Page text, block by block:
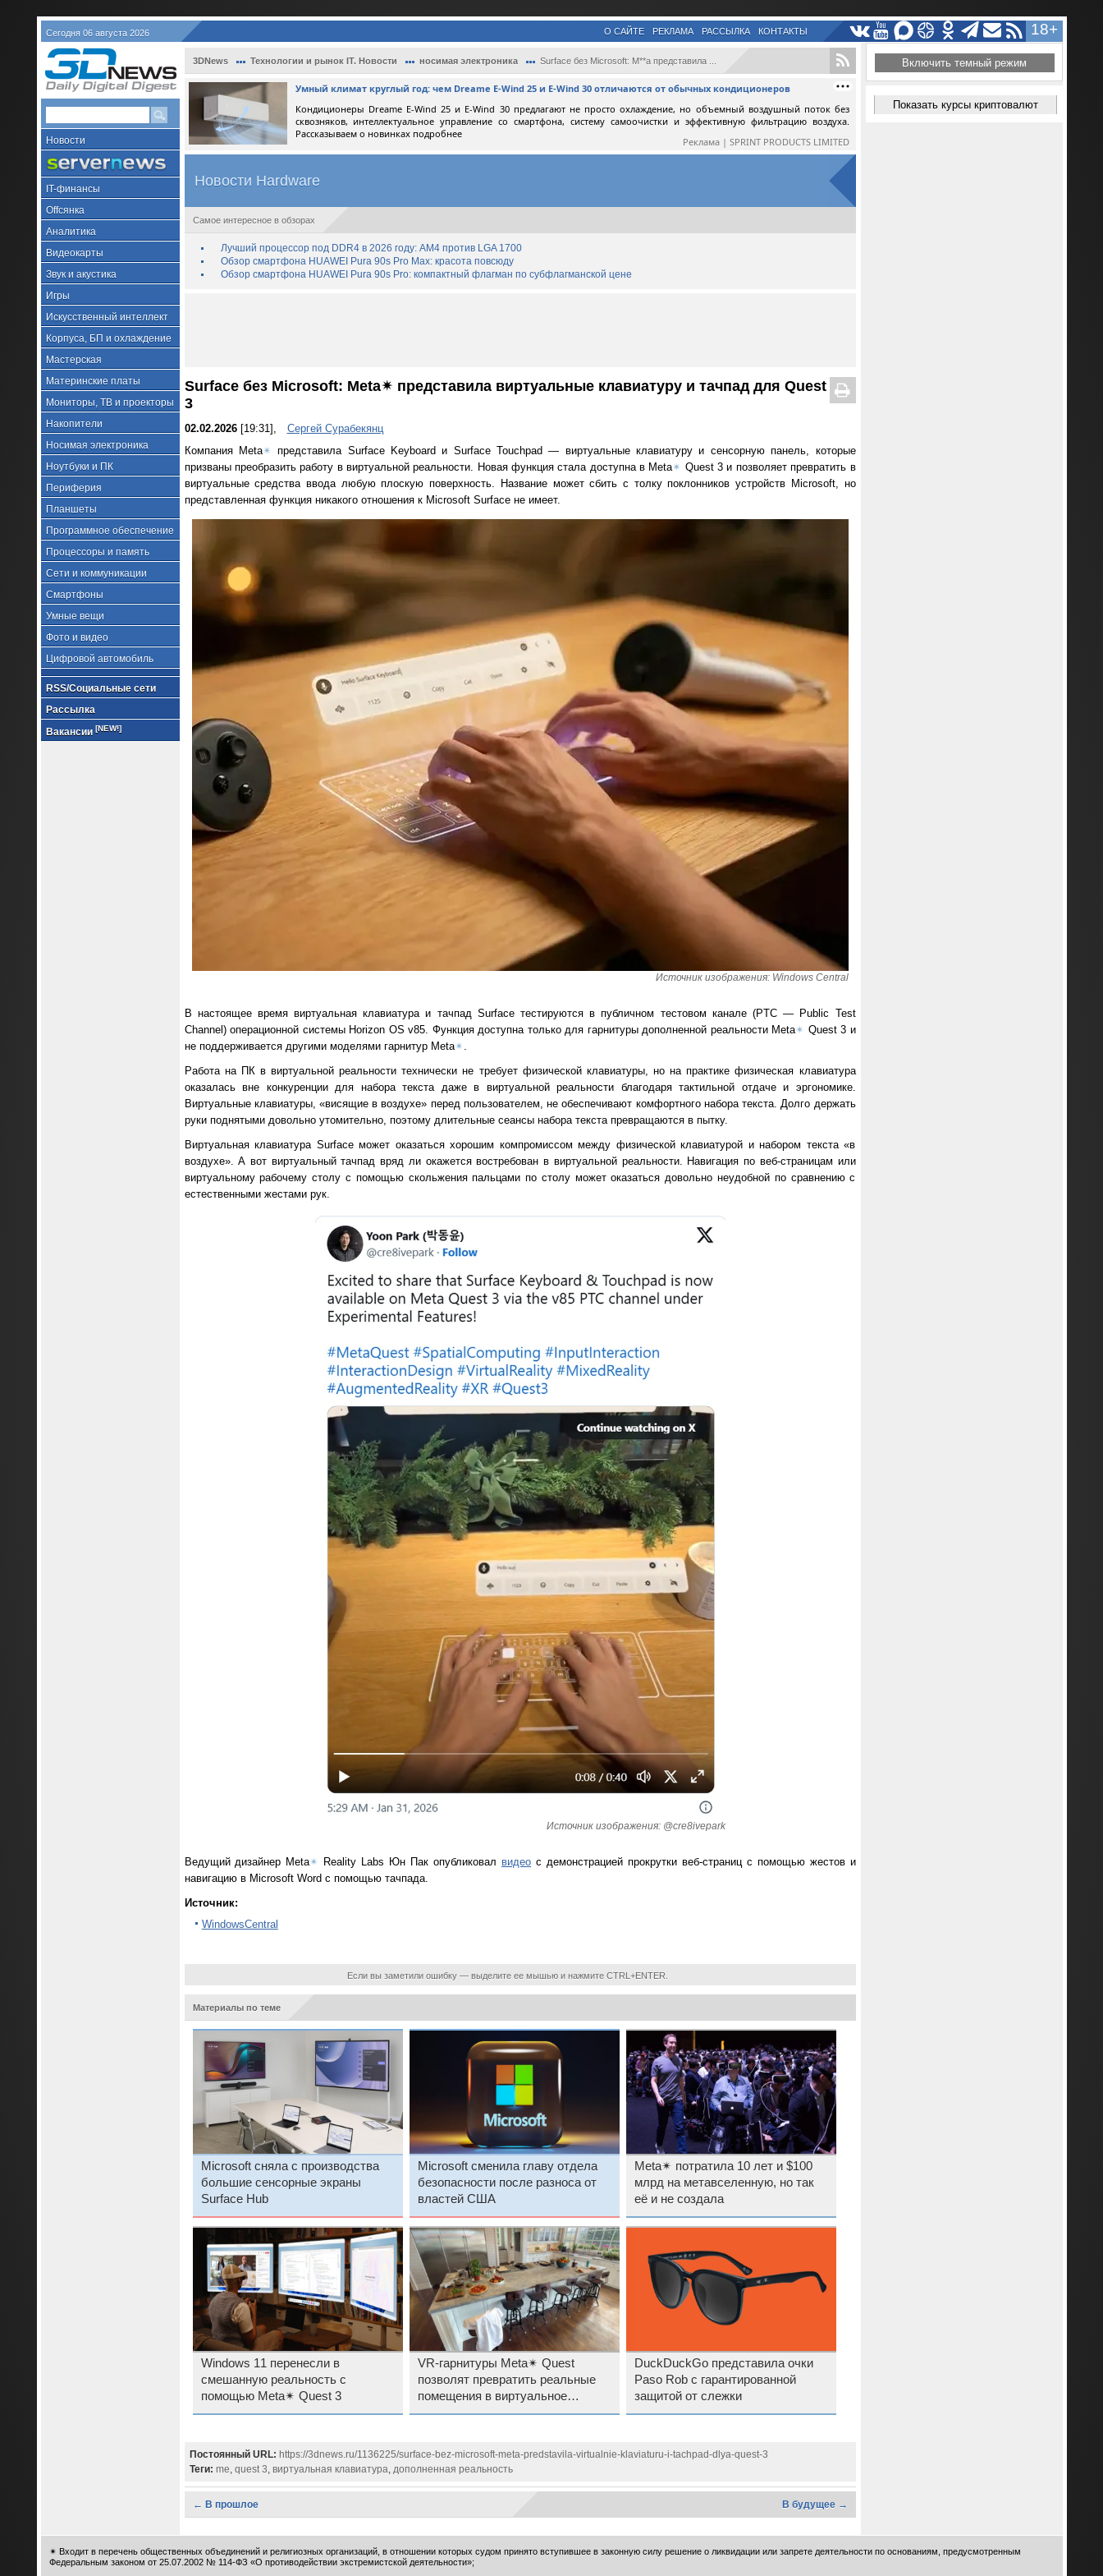
Сегодня 06 августа 2026 18+
О САЙТЕ РЕКЛАМА РАССЫЛКА КОНТАКТЫ
Новости
IT-финансы
Offсянка
Аналитика
Видеокарты
Звук и акустика
Игры
Искусственный интеллект
Корпуса, БП и охлаждение
Мастерская
Материнские платы
Мониторы, ТВ и проекторы
Накопители
Носимая электроника
Ноутбуки и ПК
Периферия
Планшеты
Программное обеспечение
Процессоры и память
Сети и коммуникации
Смартфоны
Умные вещи
Фото и видео
Цифровой автомобиль
RSS/Социальные сети
Рассылка
Вакансии [NEW!]
3DNews Технологии и рынок IT. Новости носимая электроника Surface без Microsoft: M**a представила ...
Умный климат круглый год: чем Dreame E-Wind 25 и E-Wind 30 отличаются от обычных кондиционеров
Кондиционеры Dreame E-Wind 25 и E-Wind 30 предлагают не просто охлаждение, но объемный воздушный поток без
сквозняков, интеллектуальное управление со смартфона, систему самоочистки и эффективную фильтрацию воздуха.
Рассказываем о новинках подробнее
Реклама | SPRINT PRODUCTS LIMITED
Новости Hardware
Самое интересное в обзорах
Лучший процессор под DDR4 в 2026 году: AM4 против LGA 1700
Обзор смартфона HUAWEI Pura 90s Pro Max: красота повсюду
Обзор смартфона HUAWEI Pura 90s Pro: компактный флагман по субфлагманской цене
Surface без Microsoft: Meta✴ представила виртуальные клавиатуру и тачпад для Quest
3
02.02.2026[19:31],
Сергей Сурабекянц
Компания Meta✴ представила Surface Keyboard и Surface Touchpad — виртуальные клавиатуру и сенсорную панель, которые
призваны преобразить работу в виртуальной реальности. Новая функция стала доступна в Meta✴ Quest 3 и позволяет превратить в
виртуальные средства ввода любую плоскую поверхность. Название может сбить с толку поклонников устройств Microsoft, но
представленная функция никакого отношения к Microsoft Surface не имеет.
Источник изображения: Windows Central
В настоящее время виртуальная клавиатура и тачпад Surface тестируются в публичном тестовом канале (PTC — Public Test
Channel) операционной системы Horizon OS v85. Функция доступна только для гарнитуры дополненной реальности Meta✴ Quest 3 и
не поддерживается другими моделями гарнитур Meta✴ .
Работа на ПК в виртуальной реальности технически не требует физической клавиатуры, но на практике физическая клавиатура
оказалась вне конкуренции для набора текста даже в виртуальной реальности благодаря тактильной отдаче и эргономике.
Виртуальные клавиатуры, «висящие в воздухе» перед пользователем, не обеспечивают комфортного набора текста. Долго держать
руки поднятыми довольно утомительно, поэтому длительные сеансы набора текста превращаются в пытку.
Виртуальная клавиатура Surface может оказаться хорошим компромиссом между физической клавиатурой и набором текста «в
воздухе». А вот виртуальный тачпад вряд ли окажется востребован в виртуальной реальности. Навигация по веб-страницам или
виртуальному рабочему столу с помощью скольжения пальцами по столу может оказаться довольно неудобной по сравнению с
естественными жестами рук.
Источник изображения: @cre8ivepark
Ведущий дизайнер Meta✴ Reality Labs Юн Пак опубликовал видео с демонстрацией прокрутки веб-страниц с помощью жестов и
навигацию в Microsoft Word с помощью тачпада.
Источник:
WindowsCentral
Если вы заметили ошибку — выделите ее мышью и нажмите CTRL+ENTER.
Материалы по теме
Microsoft сняла с производства
большие сенсорные экраны
Surface Hub
Microsoft сменила главу отдела
безопасности после разноса от
властей США
Meta✴ потратила 10 лет и $100
млрд на метавселенную, но так
её и не создала
Windows 11 перенесли в
смешанную реальность с
помощью Meta✴ Quest 3
VR-гарнитуры Meta✴ Quest
позволят превратить реальные
помещения в виртуальное
пространство
DuckDuckGo представила очки
Paso Rob с гарантированной
защитой от слежки
Постоянный URL: https://3dnews.ru/1136225/surface-bez-microsoft-meta-predstavila-virtualnie-klaviaturu-i-tachpad-dlya-quest-3
Теги: me, quest 3, виртуальная клавиатура, дополненная реальность
← В прошлое В будущее →
Включить темный режим
Показать курсы криптовалют
✴ Входит в перечень общественных объединений и религиозных организаций, в отношении которых судом принято вступившее в законную силу решение о ликвидации или запрете деятельности по основаниям, предусмотренным
Федеральным законом от 25.07.2002 № 114-ФЗ «О противодействии экстремистской деятельности»;